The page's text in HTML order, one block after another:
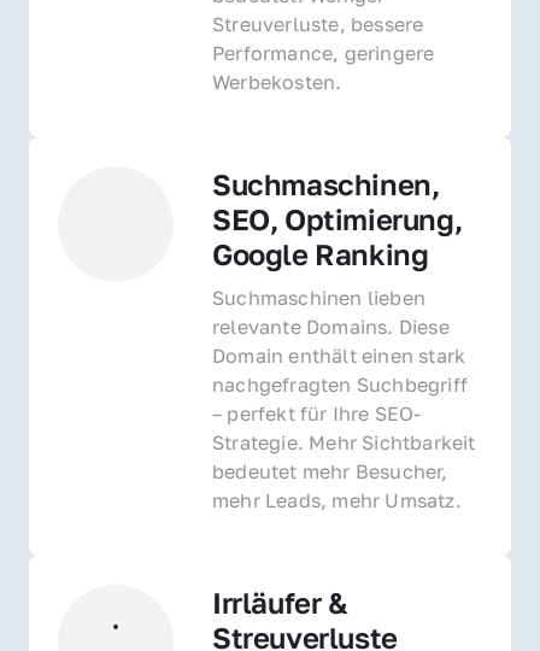
Streuverluste, bessere
Performance, geringere
Werbekosten.
Suchmaschinen,
SEO, Optimierung,
Google Ranking
Suchmaschinen lieben
relevante Domains. Diese
Domain enthält einen stark
nachgefragten Suchbegriff
– perfekt für Ihre SEO-
Strategie. Mehr Sichtbarkeit
bedeutet mehr Besucher,
mehr Leads, mehr Umsatz.
Irrläufer &
Streuverluste